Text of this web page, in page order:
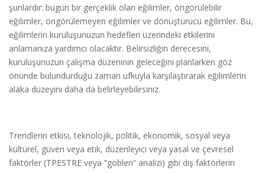
şunlardır: bugün bir gerçeklik olan eğilimler, öngörülebilir
eğilimler, öngörülemeyen eğilimler ve dönüştürücü eğilimler. Bu,
eğilimlerin kuruluşunuzun hedefleri üzerindeki etkilerini
anlamanıza yardımcı olacaktır. Belirsizliğin derecesini,
kuruluşunuzun çalışma düzeninin geleceğini planlarken göz
önünde bulundurduğu zaman ufkuyla karşılaştırarak eğilimlerin
alaka düzeyini daha da belirleyebilirsiniz.
Trendlerin etkisi, teknolojik, politik, ekonomik, sosyal veya
kültürel, güven veya etik, düzenleyici veya yasal ve çevresel
faktörler (TPESTRE veya “goblen” analizi) gibi dış faktörlerin